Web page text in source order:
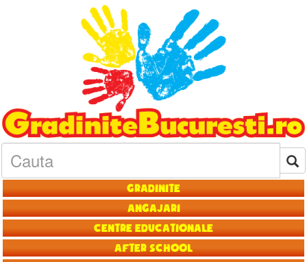
Gradinite
Angajari
Centre educationale
After School